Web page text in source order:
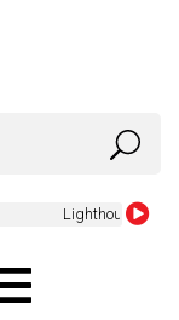
Lighthouse Family